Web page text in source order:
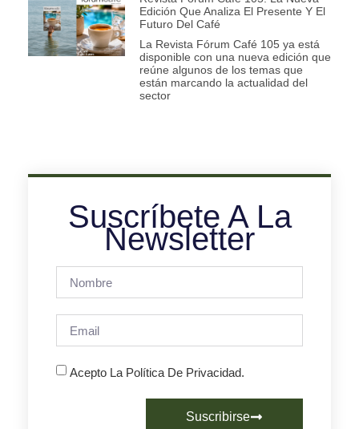
Edición Que Analiza El Presente Y El
Futuro Del Café
La Revista Fórum Café 105 ya está
disponible con una nueva edición que
reúne algunos de los temas que
están marcando la actualidad del
sector
Suscríbete A La
Newsletter
Acepto La Política De Privacidad.
Suscribirse